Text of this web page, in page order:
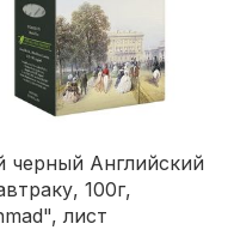
черный Английский
100г,
лист